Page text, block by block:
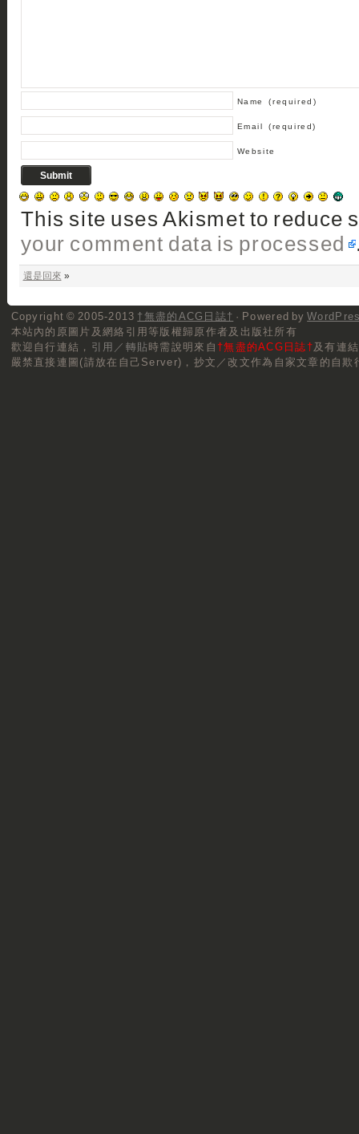
Name (required)
Email (required)
Website
This site uses Akismet to reduce
your comment data is processed
還是回來 »
Copyright © 2005-2013 †無盡的ACG日誌† · Powered by
本站內的原圖片及網絡引用等版權歸原作者及出版社所有
歡迎自行連結， 引用／轉貼時需說明來自 †無盡的ACG日誌†及有連
嚴禁直接連圖(請放在自己Server)，抄文／改文作為自家文章的自欺